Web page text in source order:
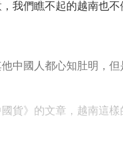
我們瞧不起的越南也不
中國人都心知肚明，
貨》的文章，越南這樣